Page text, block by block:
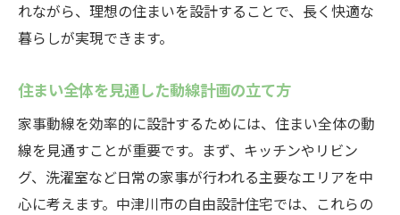
れながら、理想の住まいを設計することで、長く快適な
暮らしが実現できます。
住まい全体を見通した動線計画の立て方
家事動線を効率的に設計するためには、住まい全体の動
線を見通すことが重要です。まず、キッチンやリビン
グ、洗濯室など日常の家事が行われる主要なエリアを中
心に考えます。中津川市の自由設計住宅では、これらの